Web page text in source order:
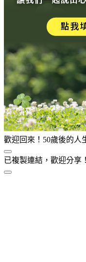
歡迎回來！50歲後的人
已複製連結，歡迎分享！